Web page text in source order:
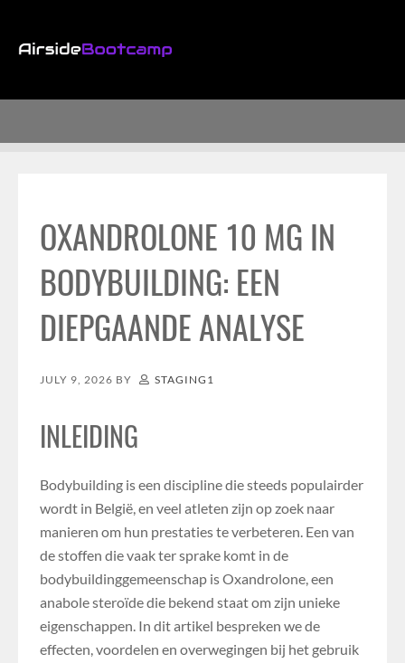
OXANDROLONE 10 MG IN
BODYBUILDING: EEN
DIEPGAANDE ANALYSE
JULY 9, 2026 BY STAGING1
INLEIDING
Bodybuilding is een discipline die steeds populairder
wordt in België, en veel atleten zijn op zoek naar
manieren om hun prestaties te verbeteren. Een van
de stoffen die vaak ter sprake komt in de
bodybuildinggemeenschap is Oxandrolone, een
anabole steroïde die bekend staat om zijn unieke
eigenschappen. In dit artikel bespreken we de
effecten, voordelen en overwegingen bij het gebruik